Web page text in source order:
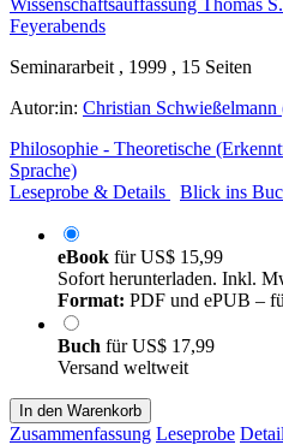
Seminararbeit , 1999 , 15 Seiten
Autor:in: Christian
Philosophie - Theoretische
Sprache)
Leseprobe & Details
Blick ins
eBook fürUS$ 15,99
Sofort herunterladen. Inkl.
Format: PDF und ePUB –
Buch fürUS$ 17,99
Versand weltweit
In den Warenkorb
Zusammenfassung Leseprobe